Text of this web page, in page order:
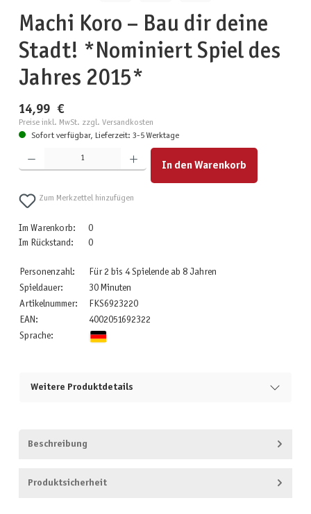
Machi Koro – Bau dir deine
Stadt! *Nominiert Spiel des
Jahres 2015*
14,99 €
Preise inkl. MwSt. zzgl. Versandkosten
Sofort verfügbar, Lieferzeit: 3-5 Werktage
Produkt Anzahl: Gib den gewünschten Wert ein oder benutze die Schaltflächen um die Anzahl zu
In den Warenkorb
Zum Merkzettel hinzufügen
Im Warenkorb:
0
Im Rückstand:
0
Personenzahl:
Für 2 bis 4 Spielende ab 8 Jahren
Spieldauer:
30 Minuten
Artikelnummer:
FKS6923220
EAN:
4002051692322
Sprache:
Weitere Produktdetails
Beschreibung
Produktsicherheit